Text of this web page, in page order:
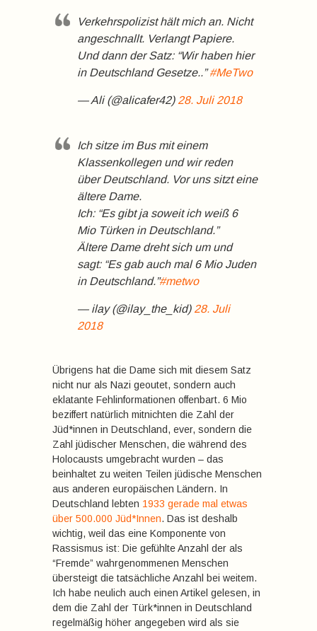
Verkehrspolizist hält mich an. Nicht
angeschnallt. Verlangt Papiere.
Und dann der Satz: “Wir haben hier
in Deutschland Gesetze..”#MeTwo
— Ali (@alicafer42) 28. Juli 2018
Ich sitze im Bus mit einem
Klassenkollegen und wir reden
über Deutschland. Vor uns sitzt eine
ältere Dame.
Ich: “Es gibt ja soweit ich weiß 6
Mio Türken in Deutschland.”
Ältere Dame dreht sich um und
sagt: “Es gab auch mal 6 Mio Juden
in Deutschland.”#metwo
— ilay (@ilay_the_kid) 28. Juli
2018
Übrigens hat die Dame sich mit diesem Satz
nicht nur als Nazi geoutet, sondern auch
eklatante Fehlinformationen offenbart. 6 Mio
beziffert natürlich mitnichten die Zahl der
Jüd*innen in Deutschland, ever, sondern die
Zahl jüdischer Menschen, die während des
Holocausts umgebracht wurden – das
beinhaltet zu weiten Teilen jüdische Menschen
aus anderen europäischen Ländern. In
Deutschland lebten 1933 gerade mal etwas
über 500.000 Jüd*Innen. Das ist deshalb
wichtig, weil das eine Komponente von
Rassismus ist: Die gefühlte Anzahl der als
“Fremde” wahrgenommenen Menschen
übersteigt die tatsächliche Anzahl bei weitem.
Ich habe neulich auch einen Artikel gelesen, in
dem die Zahl der Türk*innen in Deutschland
regelmäßig höher angegeben wird als sie